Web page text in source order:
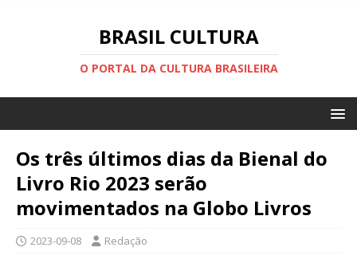
BRASIL CULTURA
O PORTAL DA CULTURA BRASILEIRA
Os três últimos dias da Bienal do
Livro Rio 2023 serão
movimentados na Globo Livros
2023-09-08 Redação